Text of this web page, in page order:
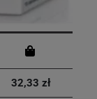
32,33 zł